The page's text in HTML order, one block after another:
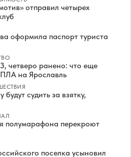
отправил четырех
оформила паспорт туриста
четверо ранено: что еще
на Ярославль
судить за взятку,
полумарафона перекроют
поселка усыновил